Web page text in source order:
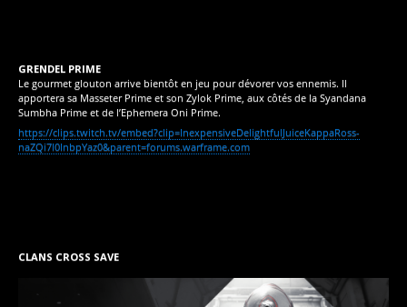
GRENDEL PRIME
Le gourmet glouton arrive bientôt en jeu pour dévorer vos ennemis. Il
apportera sa Masseter Prime et son Zylok Prime, aux côtés de la Syandana
Sumbha Prime et de l’Ephemera Oni Prime.
https://clips.twitch.tv/embed?clip=InexpensiveDelightfulJuiceKappaRoss-
naZQi7I0InbpYaz0&parent=forums.warframe.com
CLANS CROSS SAVE